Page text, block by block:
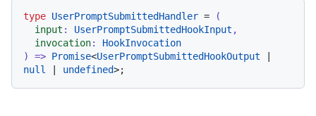
type UserPromptSubmittedHandler =
(
input : UserPromptSubmittedHookInput ,
invocation: HookInvocation
) => Promise<UserPromptSubmittedHookOutput
null
undefined